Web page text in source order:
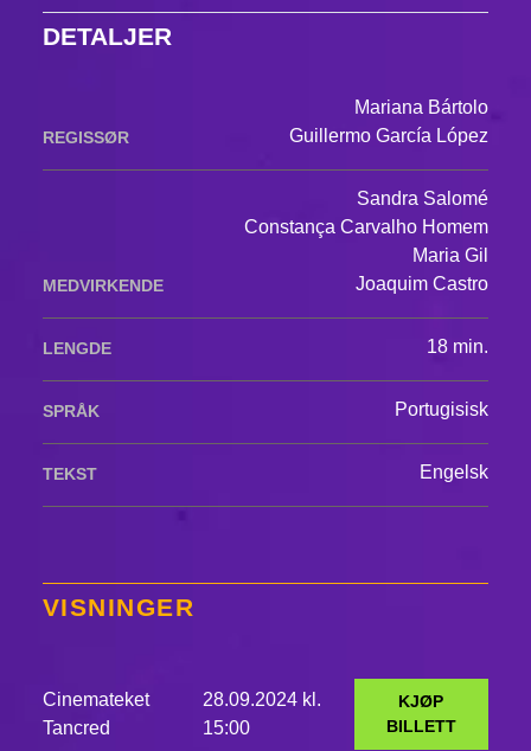
DETALJER
REGISSØR
Mariana Bártolo
Guillermo García López
MEDVIRKENDE
Sandra Salomé
Constança Carvalho Homem
Maria Gil
Joaquim Castro
LENGDE 18 min.
SPRÅK Portugisisk
TEKST Engelsk
VISNINGER
Cinemateket
Tancred
28.09.2024 kl.
15:00
KJØP
BILLETT